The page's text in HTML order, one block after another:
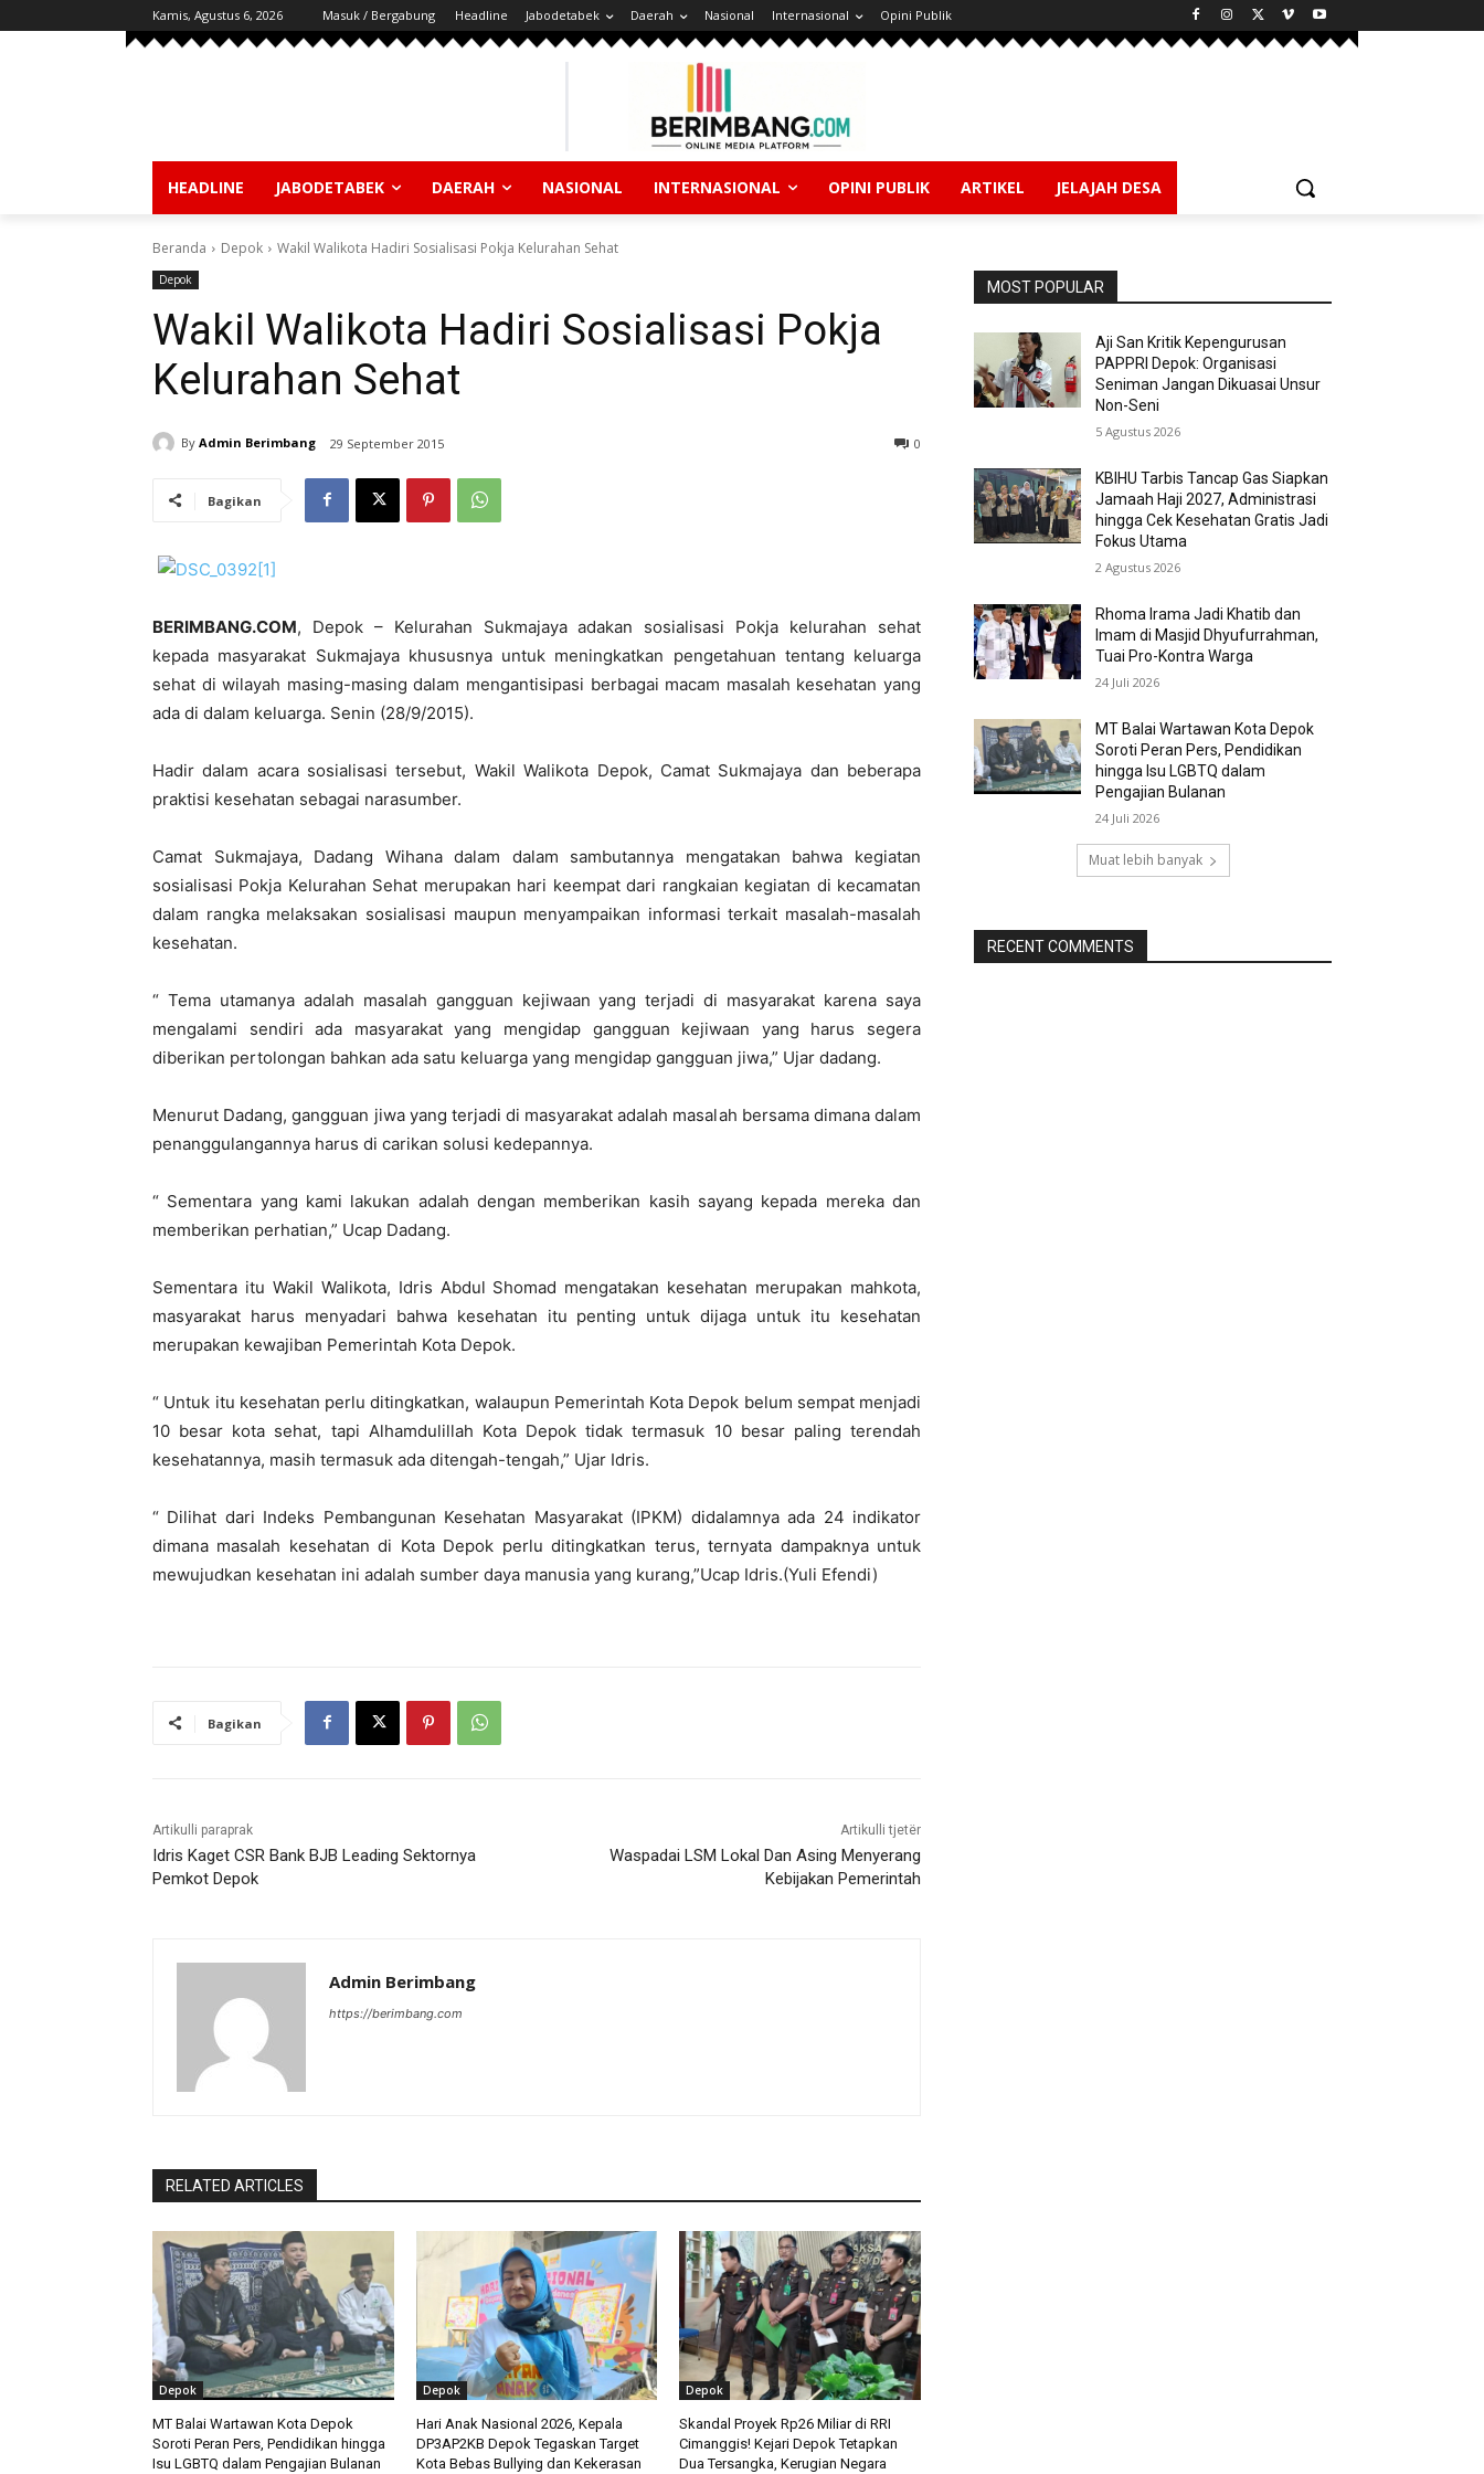
Kamis, Agustus 6, 2026 Masuk / Bergabung Headline Jabodetabek Daerah Nasional Internasional Opini Publik
HEADLINE JABODETABEK DAERAH NASIONAL INTERNASIONAL OPINI PUBLIK ARTIKEL JELAJAH DESA
Beranda Depok Wakil Walikota Hadiri Sosialisasi Pokja Kelurahan Sehat
Depok
Wakil Walikota Hadiri Sosialisasi Pokja
Kelurahan Sehat
By Admin Berimbang 29 September 2015 0
Bagikan
BERIMBANG.COM, Depok – Kelurahan Sukmajaya adakan sosialisasi Pokja kelurahan sehat
kepada masyarakat Sukmajaya khususnya untuk meningkatkan pengetahuan tentang keluarga
sehat di wilayah masing-masing dalam mengantisipasi berbagai macam masalah kesehatan yang
ada di dalam keluarga. Senin (28/9/2015).
Hadir dalam acara sosialisasi tersebut, Wakil Walikota Depok, Camat Sukmajaya dan beberapa
praktisi kesehatan sebagai narasumber.
Camat Sukmajaya, Dadang Wihana dalam dalam sambutannya mengatakan bahwa kegiatan
sosialisasi Pokja Kelurahan Sehat merupakan hari keempat dari rangkaian kegiatan di kecamatan
dalam rangka melaksakan sosialisasi maupun menyampaikan informasi terkait masalah-masalah
kesehatan.
“ Tema utamanya adalah masalah gangguan kejiwaan yang terjadi di masyarakat karena saya
mengalami sendiri ada masyarakat yang mengidap gangguan kejiwaan yang harus segera
diberikan pertolongan bahkan ada satu keluarga yang mengidap gangguan jiwa,” Ujar dadang.
Menurut Dadang, gangguan jiwa yang terjadi di masyarakat adalah masalah bersama dimana dalam
penanggulangannya harus di carikan solusi kedepannya.
“ Sementara yang kami lakukan adalah dengan memberikan kasih sayang kepada mereka dan
memberikan perhatian,” Ucap Dadang.
Sementara itu Wakil Walikota, Idris Abdul Shomad mengatakan kesehatan merupakan mahkota,
masyarakat harus menyadari bahwa kesehatan itu penting untuk dijaga untuk itu kesehatan
merupakan kewajiban Pemerintah Kota Depok.
“ Untuk itu kesehatan perlu ditingkatkan, walaupun Pemerintah Kota Depok belum sempat menjadi
10 besar kota sehat, tapi Alhamdulillah Kota Depok tidak termasuk 10 besar paling terendah
kesehatannya, masih termasuk ada ditengah-tengah,” Ujar Idris.
“ Dilihat dari Indeks Pembangunan Kesehatan Masyarakat (IPKM) didalamnya ada 24 indikator
dimana masalah kesehatan di Kota Depok perlu ditingkatkan terus, ternyata dampaknya untuk
mewujudkan kesehatan ini adalah sumber daya manusia yang kurang,”Ucap Idris.(Yuli Efendi)
Bagikan
Artikulli paraprak
Idris Kaget CSR Bank BJB Leading Sektornya
Pemkot Depok
Artikulli tjetër
Waspadai LSM Lokal Dan Asing Menyerang
Kebijakan Pemerintah
Admin Berimbang
https://berimbang.com
RELATED ARTICLES
Depok
MT Balai Wartawan Kota Depok
Soroti Peran Pers, Pendidikan hingga
Isu LGBTQ dalam Pengajian Bulanan
Depok
Hari Anak Nasional 2026, Kepala
DP3AP2KB Depok Tegaskan Target
Kota Bebas Bullying dan Kekerasan
Depok
Skandal Proyek Rp26 Miliar di RRI
Cimanggis! Kejari Depok Tetapkan
Dua Tersangka, Kerugian Negara
MOST POPULAR
Aji San Kritik Kepengurusan
PAPPRI Depok: Organisasi
Seniman Jangan Dikuasai Unsur
Non-Seni
5 Agustus 2026
KBIHU Tarbis Tancap Gas Siapkan
Jamaah Haji 2027, Administrasi
hingga Cek Kesehatan Gratis Jadi
Fokus Utama
2 Agustus 2026
Rhoma Irama Jadi Khatib dan
Imam di Masjid Dhyufurrahman,
Tuai Pro-Kontra Warga
24 Juli 2026
MT Balai Wartawan Kota Depok
Soroti Peran Pers, Pendidikan
hingga Isu LGBTQ dalam
Pengajian Bulanan
24 Juli 2026
Muat lebih banyak
RECENT COMMENTS